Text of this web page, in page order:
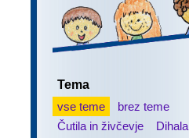
Tema
vse teme
brez teme
Čutila in živčevje
Dihala